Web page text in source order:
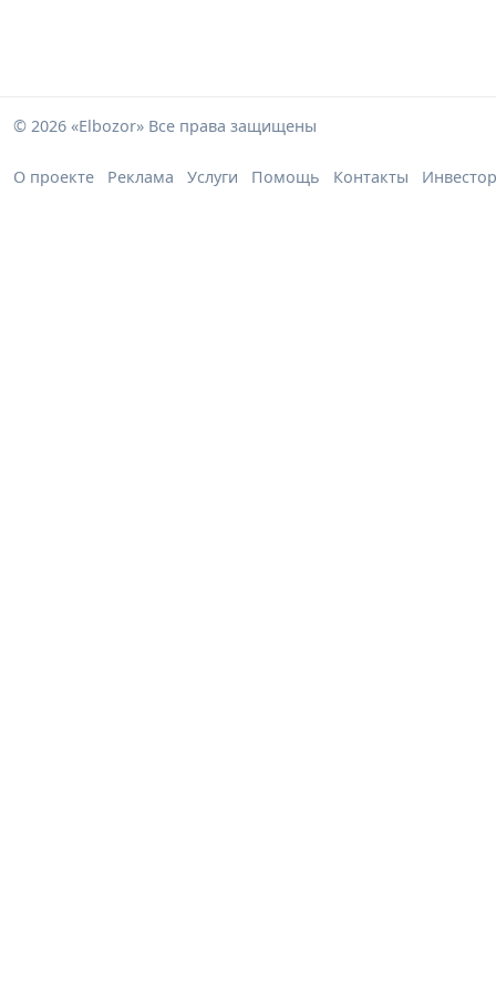
© 2026 «Elbozor» Все права защищены
О проекте Реклама Услуги Помощь Контакты